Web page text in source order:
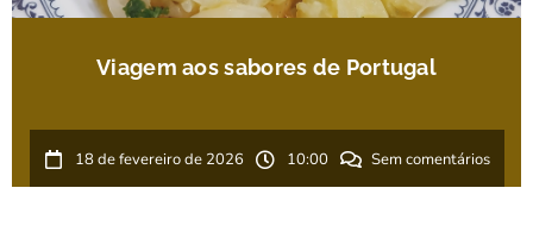
Viagem aos sabores de Portugal
18 de fevereiro de 2026 10:00 Sem comentários